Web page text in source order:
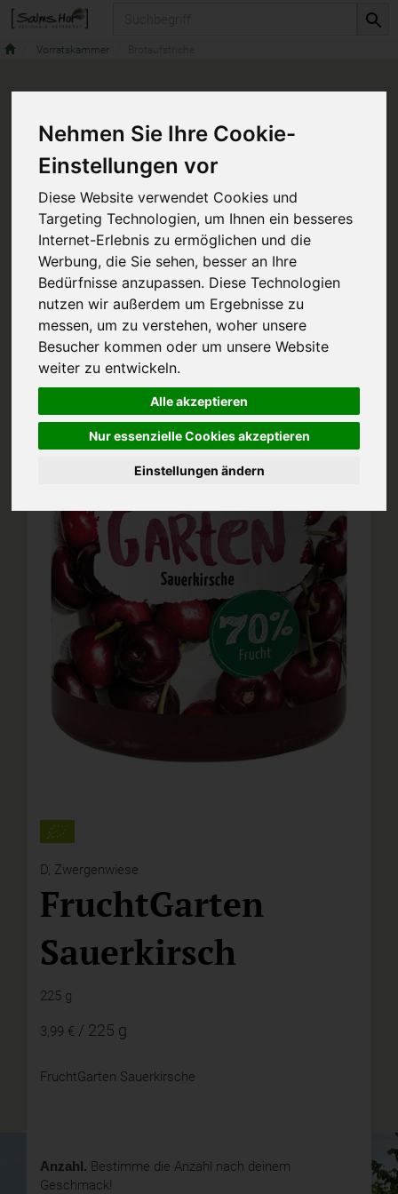
Nehmen Sie Ihre Cookie-
Einstellungen vor
Diese Website verwendet Cookies und
Targeting Technologien, um Ihnen ein besseres
Internet-Erlebnis zu ermöglichen und die
Werbung, die Sie sehen, besser an Ihre
Bedürfnisse anzupassen. Diese Technologien
nutzen wir außerdem um Ergebnisse zu
messen, um zu verstehen, woher unsere
Besucher kommen oder um unsere Website
weiter zu entwickeln.
Alle akzeptieren
Nur essenzielle Cookies akzeptieren
Einstellungen ändern
Vorratskammer
D, Zwergenwiese
FruchtGarten
Sauerkirsch
225 g
3,99 € / 225 g
FruchtGarten Sauerkirsche
Anzahl. Bestimme die Anzahl nach deinem
Geschmack!